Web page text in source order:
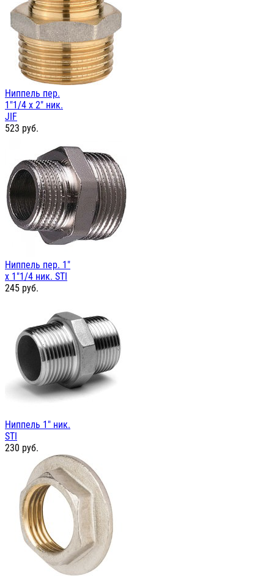
Ниппель пер.
1"1/4 х 2" ник.
JIF
523 руб.
Ниппель пер. 1"
х 1"1/4 ник. STI
245 руб.
Ниппель 1" ник.
STI
230 руб.